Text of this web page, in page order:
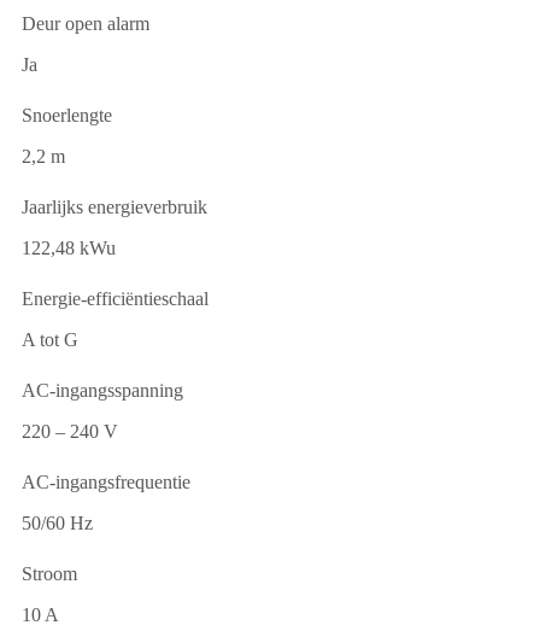
Deur open alarm
Ja
Snoerlengte
2,2 m
Jaarlijks energieverbruik
122,48 kWu
Energie-efficiëntieschaal
A tot G
AC-ingangsspanning
220 – 240 V
AC-ingangsfrequentie
50/60 Hz
Stroom
10 A